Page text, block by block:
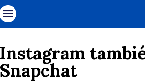
Instagram
Snapchat